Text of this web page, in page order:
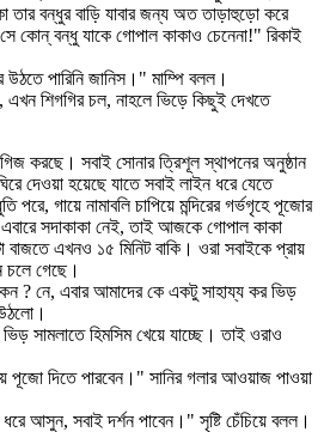
বন্ধুর বাড়ি যাবার জন্য অত তাড়াহুড়ো করে
কোন্ বন্ধু যাকে গোপাল কাকাও চেনেনা!" রিকাই
পারিনি জানিস।" মাম্পি বলল।
এখন শিগগির চল, নাহলে ভিড়ে কিছুই দেখতে
করছে। সবাই সোনার ত্রিশূল স্থাপনের অনুষ্ঠান
দেওয়া হয়েছে যাতে সবাই লাইন ধরে যেতে
পরে, গায়ে নামাবলি চাপিয়ে মন্দিরের গর্ভগৃহে পূজোর
সদাকাকা নেই, তাই আজকে গোপাল কাকা
এখনও ১৫ মিনিট বাকি। ওরা সবাইকে প্রায়
চলে গেছে।
? নে, এবার আমাদের কে একটু সাহায্য কর ভিড়
ভিড় সামলাতে হিমসিম খেয়ে যাচ্ছে। তাই ওরাও
পূজো দিতে পারবেন।" সানির গলার আওয়াজ পাওয়া
আসুন, সবাই দর্শন পাবেন।" সৃষ্টি চেঁচিয়ে বলল।